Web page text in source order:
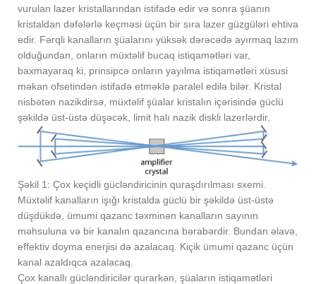
vurulan lazer kristallarından istifadə edir və sonra şüanın
kristaldan dəfələrlə keçməsi üçün bir sıra lazer güzgüləri ehtiva
edir. Fərqli kanalların şüalarını yüksək dərəcədə ayırmaq lazım
olduğundan, onların müxtəlif bucaq istiqamətləri var,
baxmayaraq ki, prinsipcə onların yayılma istiqamətləri xüsusi
məkan ofsetindən istifadə etməklə paralel edilə bilər. Kristal
nisbətən nazikdirsə, müxtəlif şüalar kristalın içərisində güclü
şəkildə üst-üstə düşəcək, limit halı nazik diskli lazerlərdir.
Şəkil 1: Çox keçidli gücləndiricinin quraşdırılması sxemi.
Müxtəlif kanalların işığı kristalda güclü bir şəkildə üst-üstə
düşdükdə, ümumi qazanc təxminən kanalların sayının
məhsuluna və bir kanalın qazancına bərabərdir. Bundan əlavə,
effektiv doyma enerjisi də azalacaq. Kiçik ümumi qazanc üçün
kanal azaldıqca azalacaq.
Çox kanallı gücləndiricilər qurarkən, şüaların istiqamətləri